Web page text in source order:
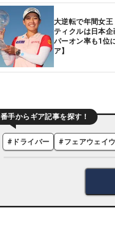
大逆転で年間女
ティクルは日本
パーオン率も1位
ア】
番手からギア記事を探す！
# ドライバー #フェアウェイ